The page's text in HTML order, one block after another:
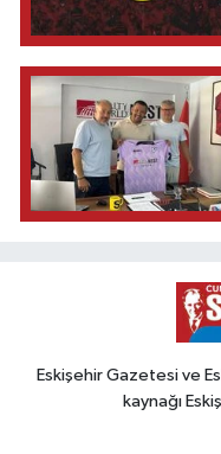
Eskişehir Gazetesi ve
kaynağı